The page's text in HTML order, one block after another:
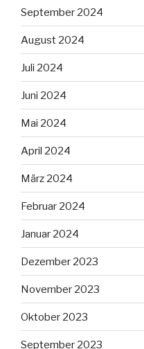
September 2024
August 2024
Juli 2024
Juni 2024
Mai 2024
April 2024
März 2024
Februar 2024
Januar 2024
Dezember 2023
November 2023
Oktober 2023
September 2023